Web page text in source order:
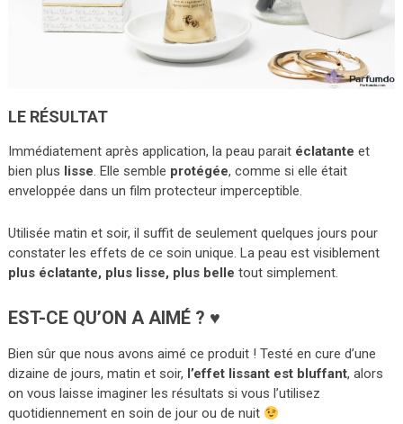
LE RÉSULTAT
Immédiatement après application, la peau parait éclatante et
bien plus lisse. Elle semble protégée, comme si elle était
enveloppée dans un film protecteur imperceptible.
Utilisée matin et soir, il suffit de seulement quelques jours pour
constater les effets de ce soin unique. La peau est visiblement
plus éclatante, plus lisse, plus belle tout simplement.
EST-CE QU’ON A AIMÉ ? ♥
Bien sûr que nous avons aimé ce produit ! Testé en cure d’une
dizaine de jours, matin et soir, l’effet lissant est bluffant, alors
on vous laisse imaginer les résultats si vous l’utilisez
quotidiennement en soin de jour ou de nuit